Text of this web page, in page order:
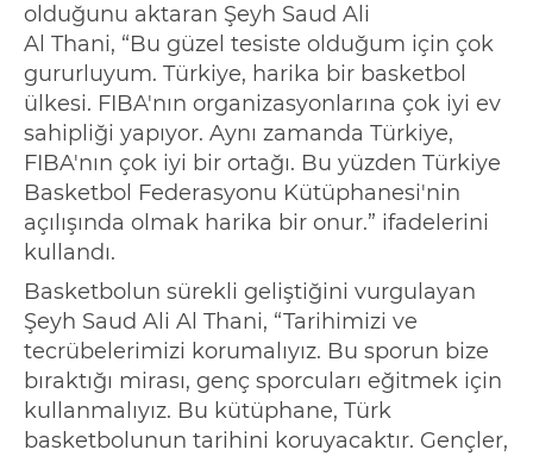
olduğunu aktaran Şeyh Saud Ali
Al Thani, “Bu güzel tesiste olduğum için çok
gururluyum. Türkiye, harika bir basketbol
ülkesi. FIBA'nın organizasyonlarına çok iyi ev
sahipliği yapıyor. Aynı zamanda Türkiye,
FIBA'nın çok iyi bir ortağı. Bu yüzden Türkiye
Basketbol Federasyonu Kütüphanesi'nin
açılışında olmak harika bir onur.” ifadelerini
kullandı.
Basketbolun sürekli geliştiğini vurgulayan
Şeyh Saud Ali Al Thani, “Tarihimizi ve
tecrübelerimizi korumalıyız. Bu sporun bize
bıraktığı mirası, genç sporcuları eğitmek için
kullanmalıyız. Bu kütüphane, Türk
basketbolunun tarihini koruyacaktır. Gençler,